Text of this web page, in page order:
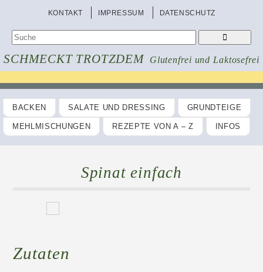
KONTAKT IMPRESSUM DATENSCHUTZ
SCHMECKT TROTZDEM Glutenfrei und Laktosefrei
BACKEN SALATE UND DRESSING GRUNDTEIGE
MEHLMISCHUNGEN REZEPTE VON A – Z INFOS
Spinat einfach
Zutaten